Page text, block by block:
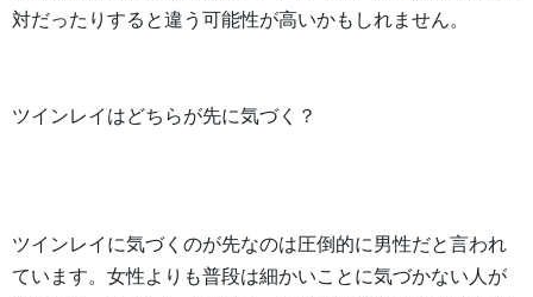
対だったりすると違う可能性が高いかもしれません。
ツインレイはどちらが先に気づく？
ツインレイに気づくのが先なのは圧倒的に男性だと言われ
ています。女性よりも普段は細かいことに気づかない人が